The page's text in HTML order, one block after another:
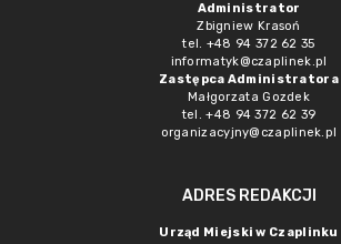
Administrator
Zbigniew Krasoń
tel. +48 94 372 62 35
informatyk@czaplinek.pl
Zastępca Administratora
Małgorzata Gozdek
tel. +48 94 372 62 39
organizacyjny@czaplinek.pl
ADRES REDAKCJI
Urząd Miejski w Czaplinku